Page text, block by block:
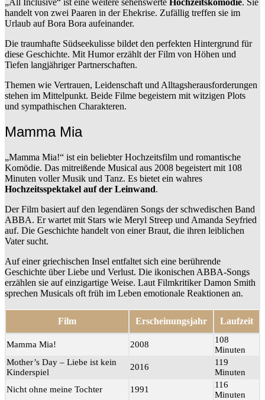
„All Inclusive“ ist eine weitere sehenswerte Hochzeitskomödie. Sie
handelt von zwei Paaren in der Ehekrise. Zufällig treffen sie im
Urlaub auf Bora Bora aufeinander.
Die traumhafte Südseekulisse bildet den perfekten Hintergrund für
diese Geschichte. Mit Humor erzählt der Film von Höhen und
Tiefen langjähriger Partnerschaften.
Themen wie Vertrauen, Leidenschaft und Alltagsherausforderungen
stehen im Mittelpunkt. Beide Filme begeistern mit witzigen Plots
und sympathischen Charakteren.
Mamma Mia
„Mamma Mia!“ ist ein beliebter Hochzeitsfilm und romantische
Komödie. Das mitreißende Musical aus 2008 begeistert mit 108
Minuten voller Musik und Tanz. Es bietet ein wahres
Hochzeitsspektakel auf der Leinwand.
Der Film basiert auf den legendären Songs der schwedischen Band
ABBA. Er wartet mit Stars wie Meryl Streep und Amanda Seyfried
auf. Die Geschichte handelt von einer Braut, die ihren leiblichen
Vater sucht.
Auf einer griechischen Insel entfaltet sich eine berührende
Geschichte über Liebe und Verlust. Die ikonischen ABBA-Songs
erzählen sie auf einzigartige Weise. Laut Filmkritiker Damon Smith
sprechen Musicals oft früh im Leben emotionale Reaktionen an.
Film Erscheinungsjahr Laufzeit
Mamma Mia! 2008
108
Minuten
Mother’s Day – Liebe ist kein
Kinderspiel
2016
119
Minuten
Nicht ohne meine Tochter
1991
116
Minuten